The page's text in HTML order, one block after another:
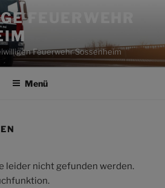
FEUERWEHR
Feuerwehr Sossenheim
Menü
leider nicht gefunden werden.